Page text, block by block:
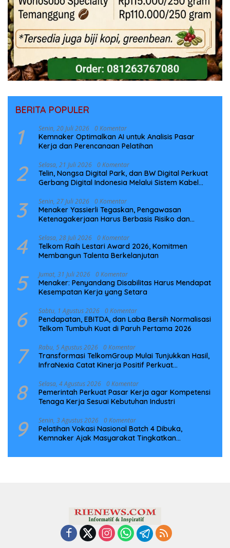
BERITA POPULER
1 Senin, 20 Juli 2026 0 Komentar
Kemnaker Optimalkan AI untuk Analisis Pasar
Kerja dan Perencanaan Pelatihan
2 Selasa, 21 Juli 2026 0 Komentar
Telin, Nongsa Digital Park, dan BW Digital Perkuat
Gerbang Digital Indonesia Melalui Sistem Kabel
3 Senin, 27 Juli 2026 0 Komentar
Menaker Yassierli Tegaskan, Pengawasan
Ketenagakerjaan Harus Berbasis Risiko dan
4 Selasa, 28 Juli 2026 0 Komentar
Telkom Raih Lestari Award 2026, Komitmen
Membangun Talenta Berkelanjutan
5 Jumat, 31 Juli 2026 0 Komentar
Menaker: Penyandang Disabilitas Harus Mendapat
Kesempatan Kerja yang Setara
6 Sabtu, 1 Agustus 2026 0 Komentar
Pendapatan, EBITDA, dan Laba Bersih Normalisasi
Telkom Tumbuh Kuat di Paruh Pertama 2026
7 Rabu, 5 Agustus 2026 0 Komentar
Transformasi TelkomGroup Mulai Tunjukkan Hasil,
InfraNexia Catat Kinerja Positif Perkuat
8 Selasa, 4 Agustus 2026 0 Komentar
Pemerintah Perkuat Pasar Kerja agar Kompetensi
Tenaga Kerja Sesuai Kebutuhan Industri
9 Senin, 3 Agustus 2026 0 Komentar
Pelatihan Vokasi Nasional Batch 4 Dibuka,
Kemnaker Ajak Masyarakat Tingkatkan